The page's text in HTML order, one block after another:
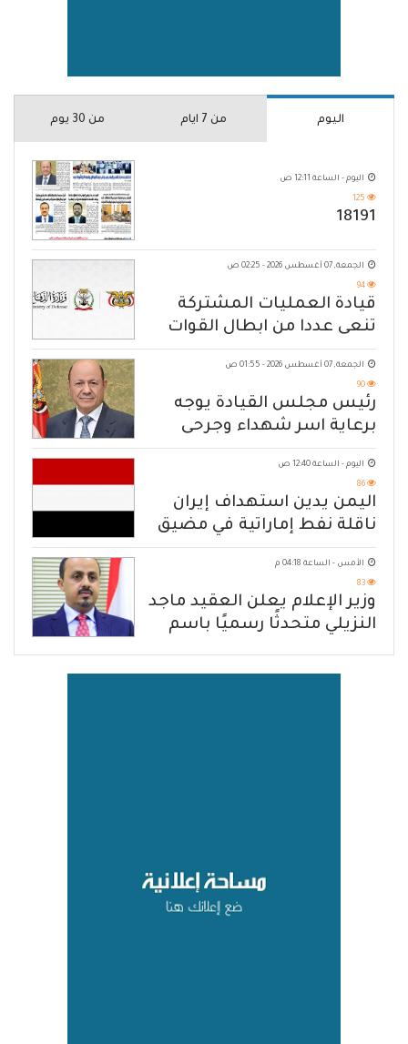
اليوم من 7 ايام من 30 يوم
اليوم - الساعة 12:11 ص
125
18191
الجمعة, 07 أغسطس 2026 - 02:25 ص
94
قيادة العمليات المشتركة
تنعى عددا من ابطال القوات
المسلحة
الجمعة, 07 أغسطس 2026 - 01:55 ص
90
رئيس مجلس القيادة يوجه
برعاية اسر شهداء وجرحى
الهجوم الإرهابي الحوثي والرد
الحازم على مصدر التهديد
اليوم - الساعة 12:40 ص
86
اليمن يدين استهداف إيران
ناقلة نفط إماراتية في مضيق
هرمز
الأمس - الساعة 04:18 م
83
وزير الإعلام يعلن العقيد ماجد
النزيلي متحدثًا رسميًا باسم